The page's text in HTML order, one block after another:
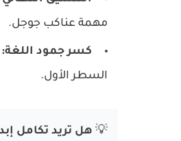
مهمة عناكب جوجل.
كسر جمود اللغة:
السطر الأول.
💡 هل تريد تكامل